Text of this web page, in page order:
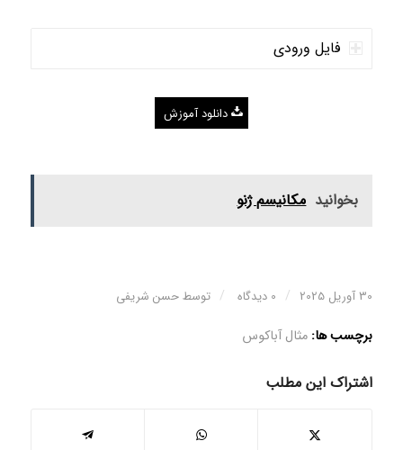
فایل ورودی
دانلود آموزش
بخوانید مکانیسم ژنو
30 آوریل 2025 / 0 دیدگاه / توسطحسن شریفی
برچسب ها: مثال آباکوس
اشتراک این مطلب